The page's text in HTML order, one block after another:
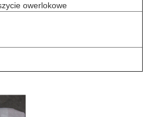
owerlokowe